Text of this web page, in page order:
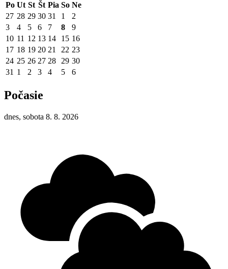
Po Ut St Št Pia So Ne
27 28 29 30 31 1
2
3
4 5 6 7 8
9
10 11 12 13 14 15 16
17 18 19 20 21 22 23
24 25 26 27 28 29 30
31 1 2 3 4 5 6
Počasie
dnes, sobota 8. 8. 2026